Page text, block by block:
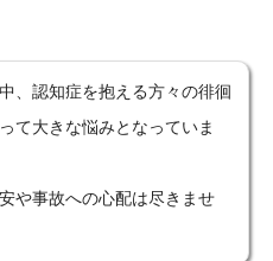
、認知症を抱える方々の徘徊
て大きな悩みとなっていま
や事故への心配は尽きませ